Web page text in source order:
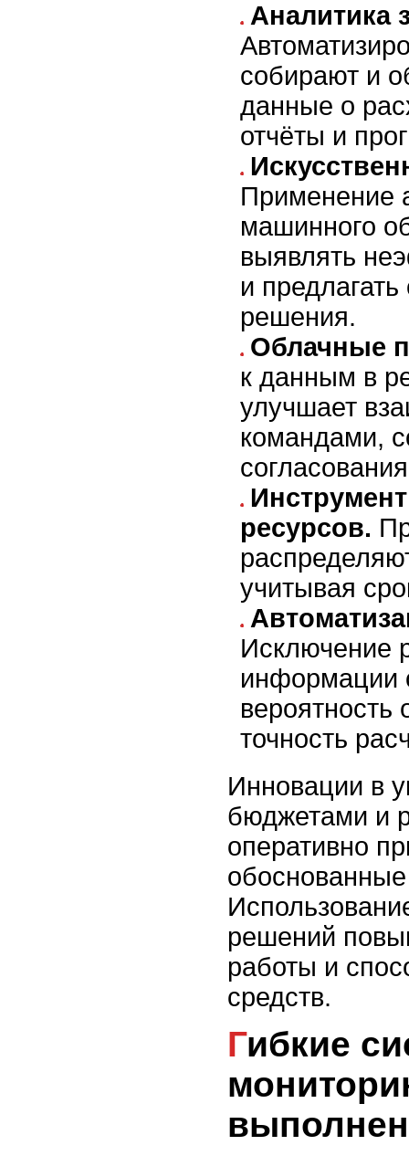
Аналитика
собирают и
данные о
отчёты и
Применение
машинного
выявлять
и
решения.
Облачные
к данным в
улучшает
командами,
ресурсов.
учитывая
Исключение
информации
точность
Инновации в
бюджетами и
оперативно
решений
работы и
средств.
Гибкие системы